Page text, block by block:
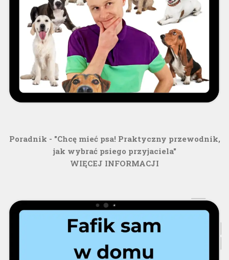
Poradnik - "Chcę mieć psa! Praktyczny przewodnik,
jak wybrać psiego przyjaciela"
WIĘCEJ INFORMACJI